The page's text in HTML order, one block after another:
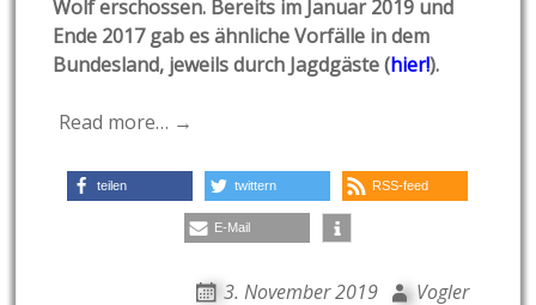
Wolf erschossen. Bereits im Januar 2019 und
Ende 2017 gab es ähnliche Vorfälle in dem
Bundesland, jeweils durch Jagdgäste (hier!).
Read more… →
teilen twittern RSS-feed
E-Mail
3. November 2019 Vogler